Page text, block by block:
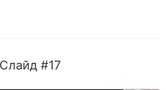
Слайд #17